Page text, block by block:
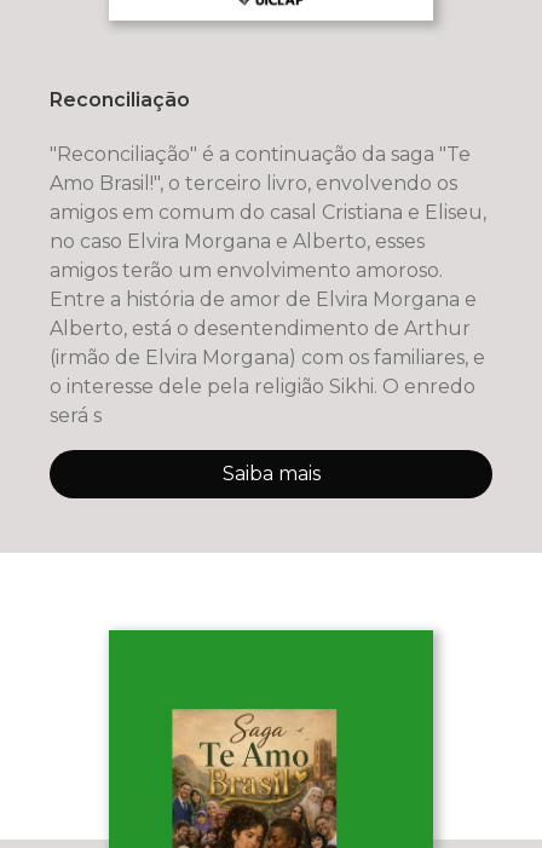
Reconciliação
"Reconciliação" é a continuação da saga "Te
Amo Brasil!", o terceiro livro, envolvendo os
amigos em comum do casal Cristiana e Eliseu,
no caso Elvira Morgana e Alberto, esses
amigos terão um envolvimento amoroso.
Entre a história de amor de Elvira Morgana e
Alberto, está o desentendimento de Arthur
(irmão de Elvira Morgana) com os familiares, e
o interesse dele pela religião Sikhi. O enredo
será s
Saiba mais